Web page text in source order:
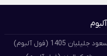
1405 (فول آلبوم)